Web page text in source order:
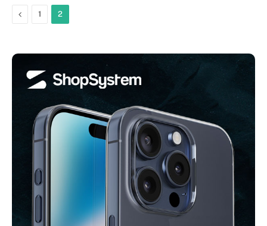
Previous
1 2